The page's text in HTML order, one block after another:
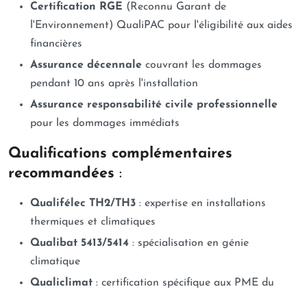
Certification RGE (Reconnu Garant de
l'Environnement) QualiPAC pour l'éligibilité aux aides
financières
Assurance décennale couvrant les dommages
pendant 10 ans après l'installation
Assurance responsabilité civile professionnelle
pour les dommages immédiats
Qualifications complémentaires
recommandées :
Qualifélec TH2/TH3 : expertise en installations
thermiques et climatiques
Qualibat 5413/5414 : spécialisation en génie
climatique
Qualiclimat : certification spécifique aux PME du